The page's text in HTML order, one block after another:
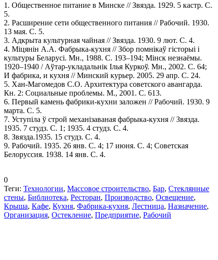
1. Общественное питание в Минске // Звязда. 1929. 5 кастр. С.
5.
2. Расширение сети общественного питания // Рабочий. 1930.
13 мая. С. 5.
3. Адкрыта культурная чайная // Звязда. 1930. 9 лют. С. 4.
4. Міцянін А.А. Фабрыка-кухня // Збор помнікаў гісторыі і
культуры Беларусі. Мн., 1988. С. 193–194; Мінск незнаёмы.
1920–1940 / Аўтар-укладальнік Ілья Куркоў. Мн., 2002. С. 64;
И фабрика, и кухня // Минский курьер. 2005. 29 апр. С. 24.
5. Хан-Магомедов С.О. Архитектура советского авангарда.
Кн. 2: Социальные проблемы. М., 2001. С. 613.
6. Первый камень фабрики-кухни заложен // Рабочий. 1930. 9
марта. С. 5.
7. Уступіла ў строй механізаваная фабрыка-кухня // Звязда.
1935. 7 студз. С. 1; 1935. 4 студз. С. 4.
8. Звязда.1935. 15 студз. С. 4.
9. Рабочий. 1935. 26 янв. С. 4; 17 июня. С. 4; Советская
Белоруссия. 1938. 14 янв. С. 4.
0
Теги: Технологии, Массовое строительство, Бар, Стеклянные
стены, Библиотека, Ресторан, Производство, Освещение,
Крыша, Кафе, Кухня, Фабрика-кухня, Лестница, Назначение,
Организация, Остекление, Предприятие, Рабочий